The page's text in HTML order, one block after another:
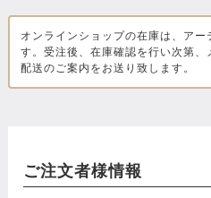
オンラインショップの在庫は、アー
す。受注後、在庫確認を行い次第、
配送のご案内をお送り致します。
ご注文者様情報